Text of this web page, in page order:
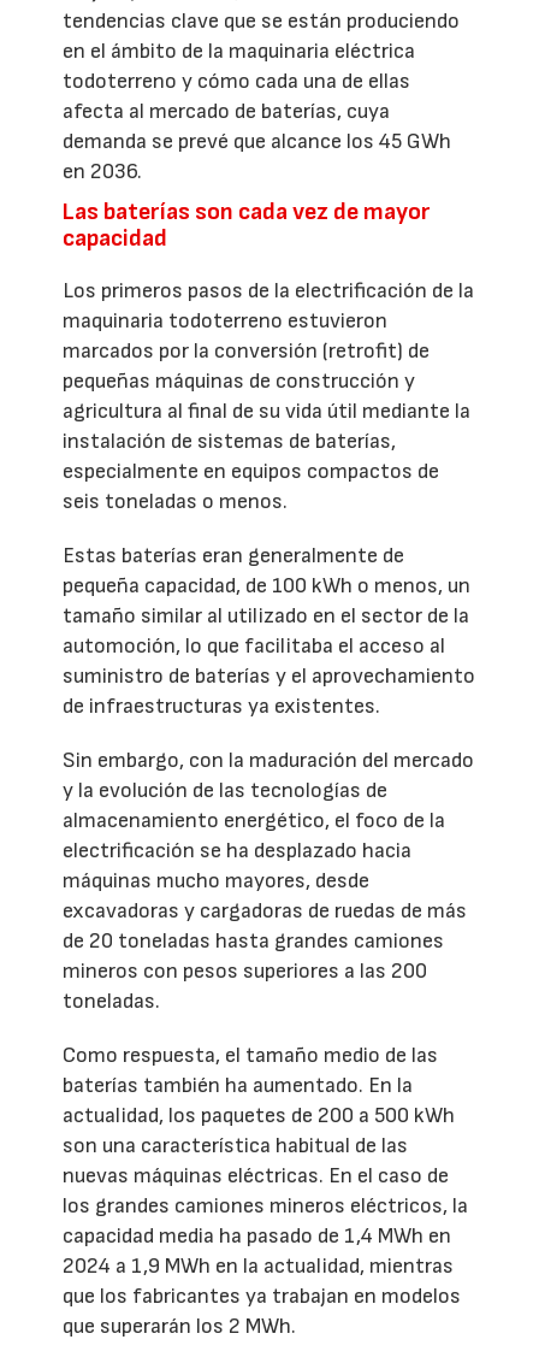
tendencias clave que se están produciendo
en el ámbito de la maquinaria eléctrica
todoterreno y cómo cada una de ellas
afecta al mercado de baterías, cuya
demanda se prevé que alcance los 45 GWh
en 2036.
Las baterías son cada vez de mayor
capacidad
Los primeros pasos de la electrificación de la
maquinaria todoterreno estuvieron
marcados por la conversión (retrofit) de
pequeñas máquinas de construcción y
agricultura al final de su vida útil mediante la
instalación de sistemas de baterías,
especialmente en equipos compactos de
seis toneladas o menos.
Estas baterías eran generalmente de
pequeña capacidad, de 100 kWh o menos, un
tamaño similar al utilizado en el sector de la
automoción, lo que facilitaba el acceso al
suministro de baterías y el aprovechamiento
de infraestructuras ya existentes.
Sin embargo, con la maduración del mercado
y la evolución de las tecnologías de
almacenamiento energético, el foco de la
electrificación se ha desplazado hacia
máquinas mucho mayores, desde
excavadoras y cargadoras de ruedas de más
de 20 toneladas hasta grandes camiones
mineros con pesos superiores a las 200
toneladas.
Como respuesta, el tamaño medio de las
baterías también ha aumentado. En la
actualidad, los paquetes de 200 a 500 kWh
son una característica habitual de las
nuevas máquinas eléctricas. En el caso de
los grandes camiones mineros eléctricos, la
capacidad media ha pasado de 1,4 MWh en
2024 a 1,9 MWh en la actualidad, mientras
que los fabricantes ya trabajan en modelos
que superarán los 2 MWh.